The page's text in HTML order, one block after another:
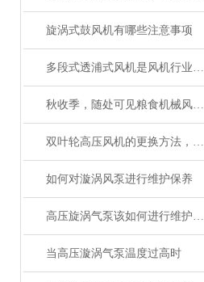
旋涡式鼓风机有哪些注意事项
多段式透浦式风机是风机行业中比较常见的一款
秋收季，随处可见粮食机械风机忙碌的身影
双叶轮高压风机的更换方法，快来了解一下吧！
如何对漩涡风泵进行维护保养
高压旋涡气泵该如何进行维护保养
当高压漩涡气泵温度过高时